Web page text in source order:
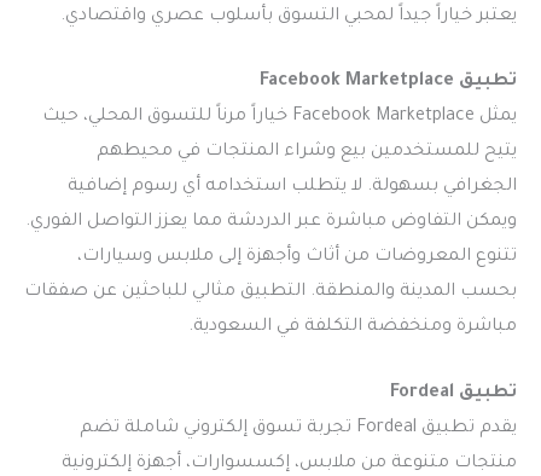
يعتبر خياراً جيداً لمحبي التسوق بأسلوب عصري واقتصادي.
تطبيق Facebook Marketplace
يمثل Facebook Marketplace خياراً مرناً للتسوق المحلي، حيث
يتيح للمستخدمين بيع وشراء المنتجات في محيطهم
الجغرافي بسهولة. لا يتطلب استخدامه أي رسوم إضافية
ويمكن التفاوض مباشرة عبر الدردشة مما يعزز التواصل الفوري.
تتنوع المعروضات من أثاث وأجهزة إلى ملابس وسيارات،
بحسب المدينة والمنطقة. التطبيق مثالي للباحثين عن صفقات
مباشرة ومنخفضة التكلفة في السعودية.
تطبيق Fordeal
يقدم تطبيق Fordeal تجربة تسوق إلكتروني شاملة تضم
منتجات متنوعة من ملابس، إكسسوارات، أجهزة إلكترونية